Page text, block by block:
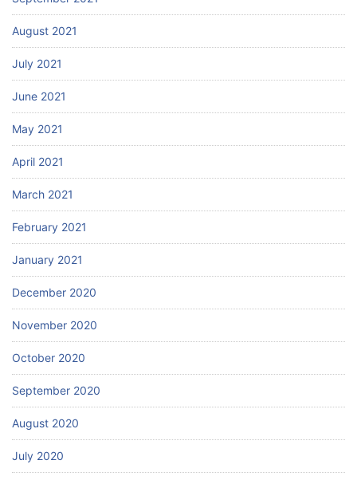
August 2021
July 2021
June 2021
May 2021
April 2021
March 2021
February 2021
January 2021
December 2020
November 2020
October 2020
September 2020
August 2020
July 2020